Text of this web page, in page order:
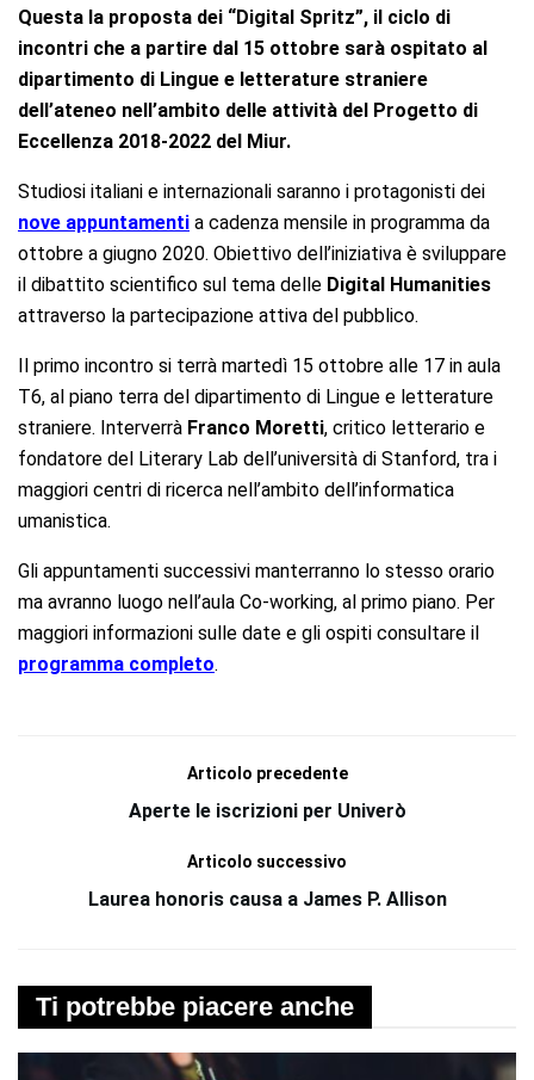
Questa la proposta dei “Digital Spritz”, il ciclo di
incontri che a partire dal 15 ottobre sarà ospitato al
dipartimento di Lingue e letterature straniere
dell’ateneo nell’ambito delle attività del Progetto di
Eccellenza 2018-2022 del Miur.
Studiosi italiani e internazionali saranno i protagonisti dei
nove appuntamenti a cadenza mensile in programma da
ottobre a giugno 2020. Obiettivo dell’iniziativa è sviluppare
il dibattito scientifico sul tema delle Digital Humanities
attraverso la partecipazione attiva del pubblico.
Il primo incontro si terrà martedì 15 ottobre alle 17 in aula
T6, al piano terra del dipartimento di Lingue e letterature
straniere. Interverrà Franco Moretti, critico letterario e
fondatore del Literary Lab dell’università di Stanford, tra i
maggiori centri di ricerca nell’ambito dell’informatica
umanistica.
Gli appuntamenti successivi manterranno lo stesso orario
ma avranno luogo nell’aula Co-working, al primo piano. Per
maggiori informazioni sulle date e gli ospiti consultare il
programma completo.
Articolo precedente
Aperte le iscrizioni per Univerò
Articolo successivo
Laurea honoris causa a James P. Allison
Ti potrebbe piacere anche